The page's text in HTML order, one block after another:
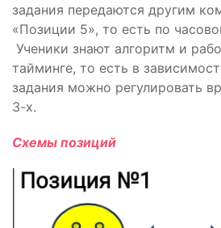
задания передаются другим
«Позиции 5», то есть по
Ученики знают алгоритм и
тайминге, то есть в
задания можно регулировать
3-х.
Схемы позиций